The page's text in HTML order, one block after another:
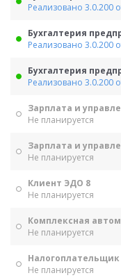
Реализовано 3.0.200
Бухгалтерия
Реализовано 3.0.200
Бухгалтерия
Реализовано 3.0.200
Зарплата и
Не планируется
Зарплата и
Не планируется
Клиент ЭДО 8
Не планируется
Комплексная
Не планируется
Налогоплательщик
Не планируется